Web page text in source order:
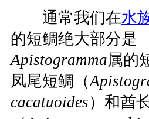
通常我们在水
的短鲷绝大部分是
Apistogramma属的
凤尾短鲷（
cacatuoides）和酋